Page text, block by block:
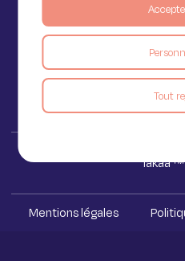
Tout
Voir
Iakaa
Mentions légales